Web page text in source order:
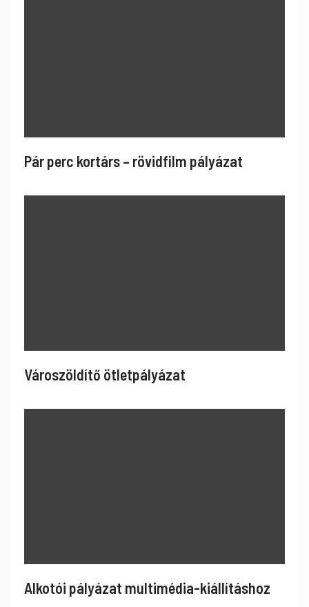
Pár perc kortárs – rövidfilm pályázat
Városzöldítő ötletpályázat
Alkotói pályázat multimédia-kiállításhoz